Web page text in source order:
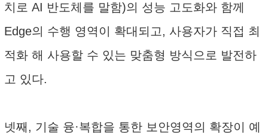
치로 AI 반도체를 말함)의 성능 고도화와 함께
Edge의 수행 영역이 확대되고, 사용자가 직접 최
적화 해 사용할 수 있는 맞춤형 방식으로 발전하
고 있다.
넷째, 기술 융·복합을 통한 보안영역의 확장이 예